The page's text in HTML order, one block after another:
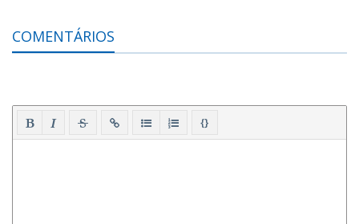
COMENTÁRIOS
{}